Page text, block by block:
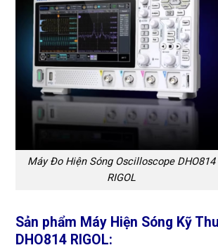
Máy Đo Hiện Sóng Oscilloscope DHO814
RIGOL
Sản phẩm Máy Hiện Sóng Kỹ
DHO814 RIGOL: